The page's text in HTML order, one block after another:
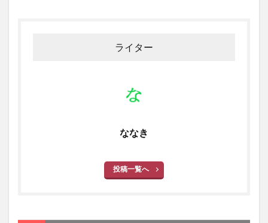
ライター
ななき
投稿一覧へ